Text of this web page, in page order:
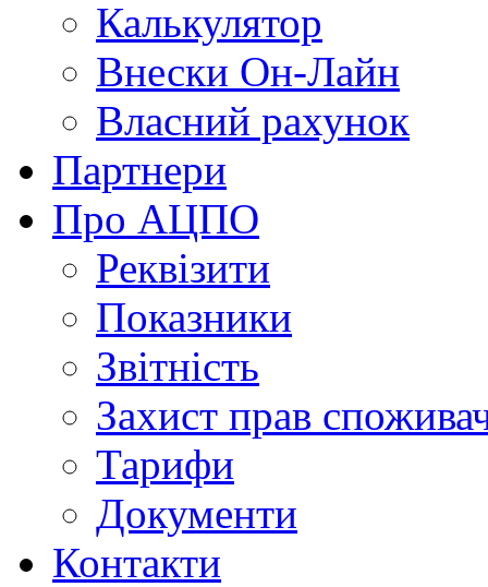
Калькулятор
Внески Он-Лайн
Власний рахунок
Партнери
Про АЦПО
Реквізити
Показники
Звітність
Захист прав
Тарифи
Документи
Контакти